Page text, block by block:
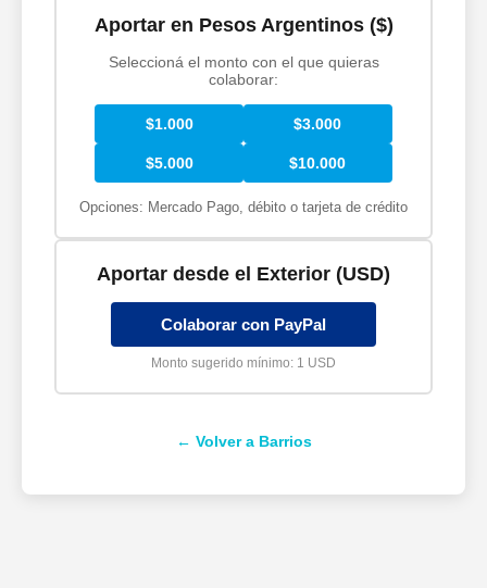
Aportar en Pesos Argentinos ($)
Seleccioná el monto con el que quieras
colaborar:
$1.000 $3.000
$5.000 $10.000
Opciones: Mercado Pago, débito o tarjeta de crédito
Aportar desde el Exterior (USD)
Colaborar con PayPal
Monto sugerido mínimo: 1 USD
← Volver a Barrios